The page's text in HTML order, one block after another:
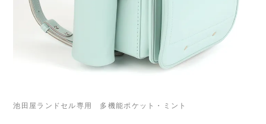
池田屋ランドセル専用 多機能ポケット・ミント